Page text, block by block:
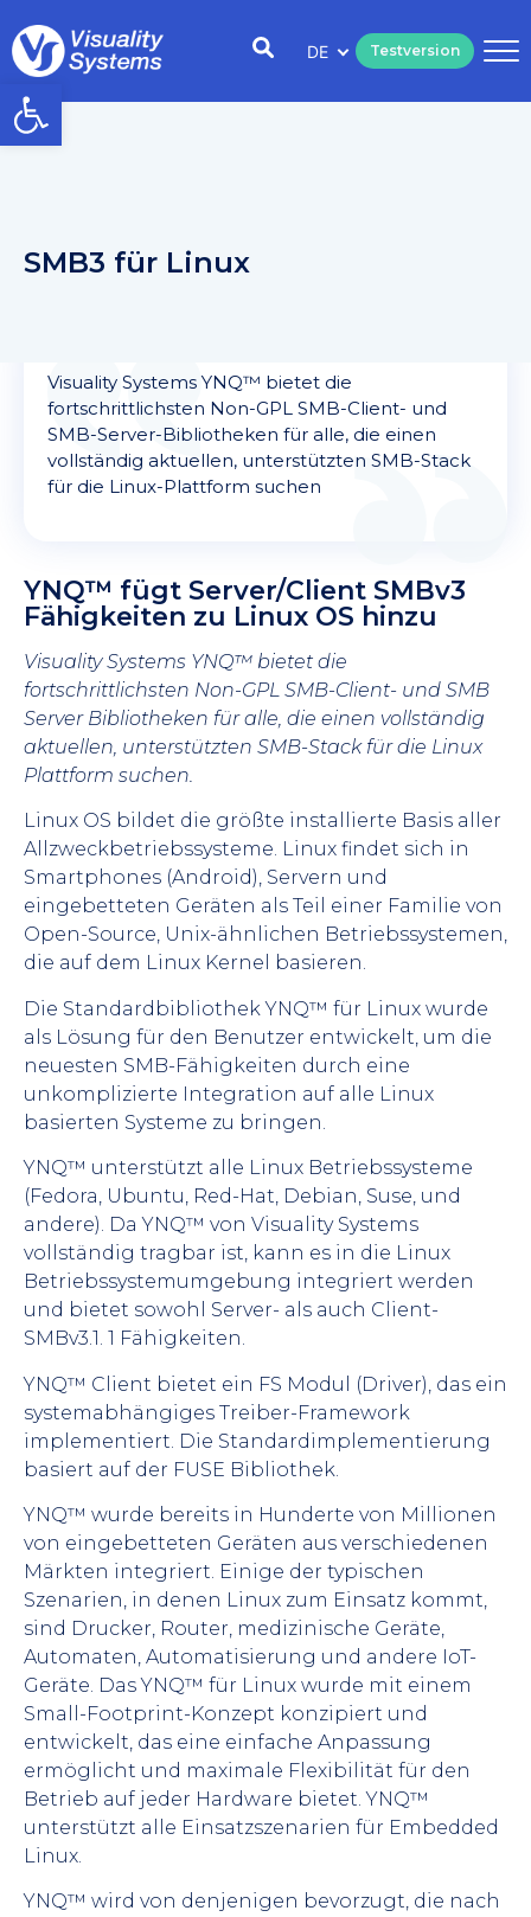
Open toolbar
Testversion
DE
SMB3 für Linux
Visuality Systems YNQ™ bietet die
fortschrittlichsten Non-GPL SMB-Client- und
SMB-Server-Bibliotheken für alle, die einen
vollständig aktuellen, unterstützten SMB-Stack
für die Linux-Plattform suchen
YNQ™ fügt Server/Client SMBv3
Fähigkeiten zu Linux OS hinzu
Visuality Systems YNQ™ bietet die
fortschrittlichsten Non-GPL SMB-Client- und SMB
Server Bibliotheken für alle, die einen vollständig
aktuellen, unterstützten SMB-Stack für die Linux
Plattform suchen.
Linux OS bildet die größte installierte Basis aller
Allzweckbetriebssysteme. Linux findet sich in
Smartphones (Android), Servern und
eingebetteten Geräten als Teil einer Familie von
Open-Source, Unix-ähnlichen Betriebssystemen,
die auf dem Linux Kernel basieren.
Die Standardbibliothek YNQ™ für Linux wurde
als Lösung für den Benutzer entwickelt, um die
neuesten SMB-Fähigkeiten durch eine
unkomplizierte Integration auf alle Linux
basierten Systeme zu bringen.
YNQ™ unterstützt alle Linux Betriebssysteme
(Fedora, Ubuntu, Red-Hat, Debian, Suse, und
andere). Da YNQ™ von Visuality Systems
vollständig tragbar ist, kann es in die Linux
Betriebssystemumgebung integriert werden
und bietet sowohl Server- als auch Client-
SMBv3.1. 1 Fähigkeiten.
YNQ™ Client bietet ein FS Modul (Driver), das ein
systemabhängiges Treiber-Framework
implementiert. Die Standardimplementierung
basiert auf der FUSE Bibliothek.
YNQ™ wurde bereits in Hunderte von Millionen
von eingebetteten Geräten aus verschiedenen
Märkten integriert. Einige der typischen
Szenarien, in denen Linux zum Einsatz kommt,
sind Drucker, Router, medizinische Geräte,
Automaten, Automatisierung und andere IoT-
Geräte. Das YNQ™ für Linux wurde mit einem
Small-Footprint-Konzept konzipiert und
entwickelt, das eine einfache Anpassung
ermöglicht und maximale Flexibilität für den
Betrieb auf jeder Hardware bietet. YNQ™
unterstützt alle Einsatzszenarien für Embedded
Linux.
YNQ™ wird von denjenigen bevorzugt, die nach